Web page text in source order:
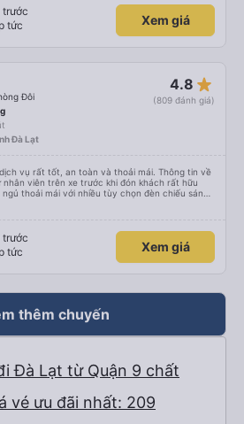
up up their lovers. If you are foreigners and
don’t hesitate as the seats are big and
to sleep on.
trước
tức
Xem giá
Đôi
4.8 star_rate
(809 đánh giá)
Đà Lạt
vụ rất tốt, an toàn và thoải mái. Thông tin về
viên trên xe trước khi đón khách rất hữu
thoải mái với nhiều tùy chọn đèn chiếu sáng
thuận tiện. Nhân viên rất lịch sự và xe đến
trước
tức
Xem giá
thêm chuyến
Đà Lạt từ Quận 9 chất
vé ưu đãi nhất: 209